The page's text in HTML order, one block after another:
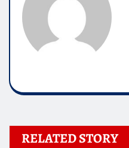
RELATED STORY